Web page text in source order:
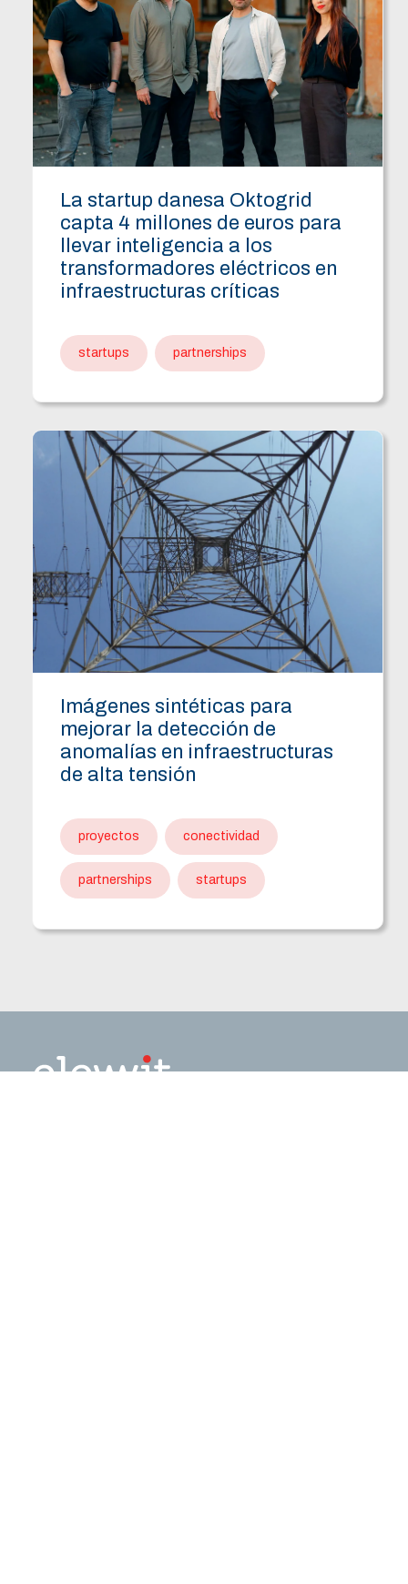
La startup danesa Oktogrid
capta 4 millones de euros para
llevar inteligencia a los
transformadores eléctricos en
infraestructuras críticas
startups partnerships
Imágenes sintéticas para
mejorar la detección de
anomalías en infraestructuras
de alta tensión
proyectos conectividad
partnerships startups